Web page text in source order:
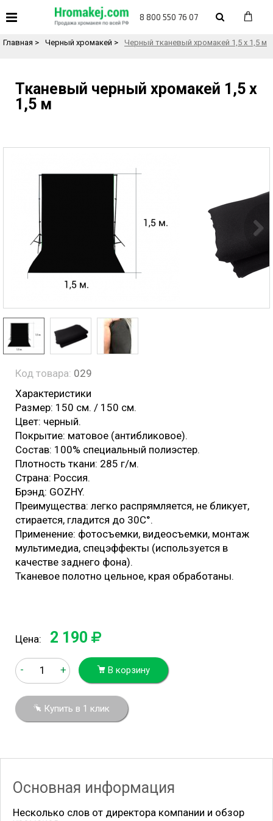
8 800 550 76 07
Назад в каталог товаров
Главная > Черный хромакей > Черный тканевый хромакей 1,5 х 1,5 м
Тканевый черный хромакей 1,5 х
1,5 м
Код товара: 029
Характеристики
Размер: 150 см. / 150 см.
Цвет: черный.
Покрытие: матовое (антибликовое).
Состав: 100% специальный полиэстер.
Плотность ткани: 285 г/м.
Страна: Россия.
Брэнд: GOZHY.
Преимущества: легко распрямляется, не бликует,
стирается, гладится до 30С°.
Применение: фотосъемки, видеосъемки, монтаж
мультимедиа, спецэффекты (используется в
качестве заднего фона).
Тканевое полотно цельное, края обработаны.
Цена: 2 190
- + В корзину
Купить в 1 клик
Основная информация
Несколько слов от директора компании и обзор